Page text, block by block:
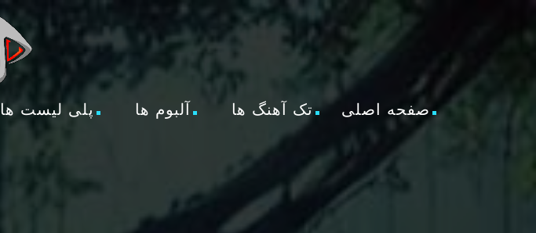
صفحه اصلی تک آهنگ ها آلبوم ها پلی لیست ها